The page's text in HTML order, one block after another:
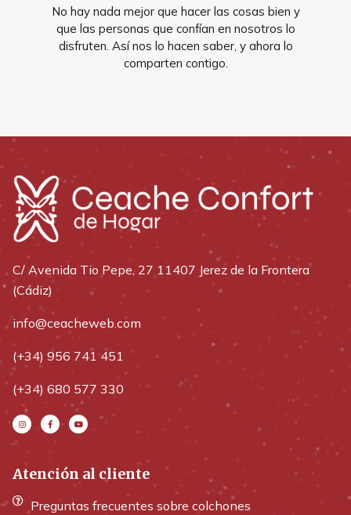
No hay nada mejor que hacer las cosas bien y
que las personas que confían en nosotros lo
disfruten. Así nos lo hacen saber, y ahora lo
comparten contigo.
C/ Avenida Tio Pepe, 27 11407 Jerez de la Frontera
(Cádiz)
info@ceacheweb.com
(+34) 956 741 451
(+34) 680 577 330
Atención al cliente
Preguntas frecuentes sobre colchones